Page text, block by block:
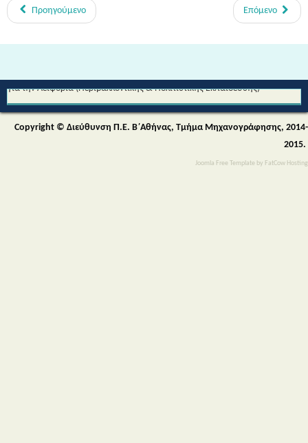
Joomla Free Template by FatCow Hosting
Προηγούμενο Επόμενο
για την Αειφορία (Περιβαλλοντικής & Πολιτιστικής Εκπαίδευσης)
Copyright © Διεύθυνση Π.Ε. Β΄Αθήνας, Τμήμα Μηχανογράφησης, 2014-
2015.